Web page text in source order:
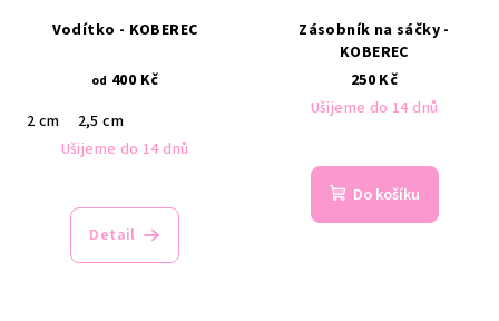
Vodítko - KOBEREC
od 400 Kč
2 cm
2,5 cm
Ušijeme do 14 dnů
Detail
Zásobník na sáčky -
KOBEREC
250 Kč
Ušijeme do 14 dnů
Do košíku